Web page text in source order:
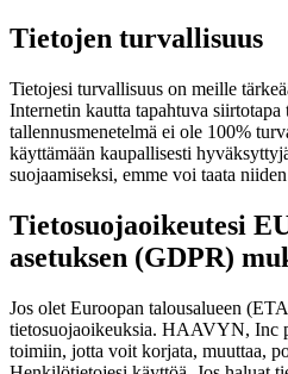
Tietojen turvallisuus
Tietojesi turvallisuus on meille
Internetin kautta tapahtuva siirtotapa
tallennusmenetelmä ei ole 100%
käyttämään kaupallisesti
suojaamiseksi, emme voi taata
Tietosuojaoikeutesi
asetuksen (GDPR)
Jos olet Euroopan talousalueen
tietosuojaoikeuksia. HAAVYN, Inc
toimiin, jotta voit korjata, muuttaa,